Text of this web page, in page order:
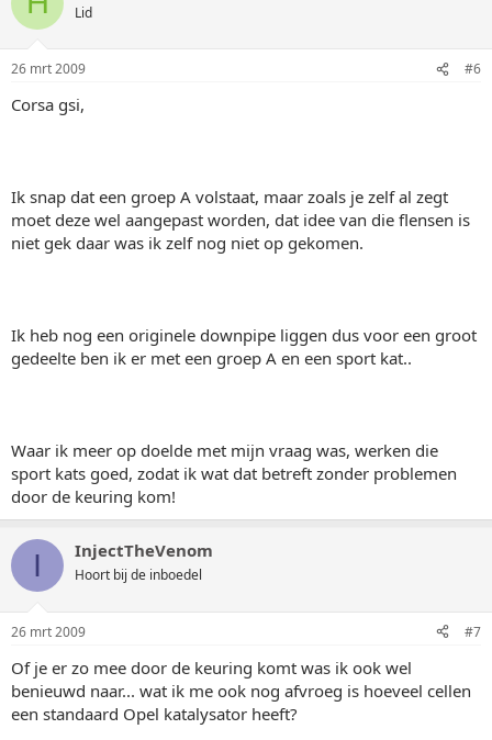
Lid
26 mrt 2009 #6
Corsa gsi,
Ik snap dat een groep A volstaat, maar zoals je zelf al zegt
moet deze wel aangepast worden, dat idee van die flensen is
niet gek daar was ik zelf nog niet op gekomen.
Ik heb nog een originele downpipe liggen dus voor een groot
gedeelte ben ik er met een groep A en een sport kat..
Waar ik meer op doelde met mijn vraag was, werken die
sport kats goed, zodat ik wat dat betreft zonder problemen
door de keuring kom!
I InjectTheVenom
Hoort bij de inboedel
26 mrt 2009 #7
Of je er zo mee door de keuring komt was ik ook wel
benieuwd naar... wat ik me ook nog afvroeg is hoeveel cellen
een standaard Opel katalysator heeft?